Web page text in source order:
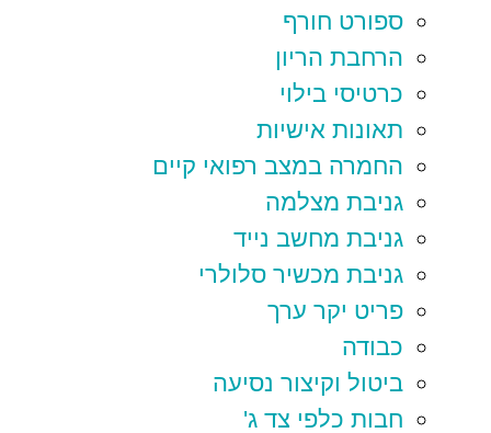
ספורט חורף
הרחבת הריון
כרטיסי בילוי
תאונות אישיות
החמרה במצב רפואי קיים
גניבת מצלמה
גניבת מחשב נייד
גניבת מכשיר סלולרי
פריט יקר ערך
כבודה
ביטול וקיצור נסיעה
חבות כלפי צד ג'